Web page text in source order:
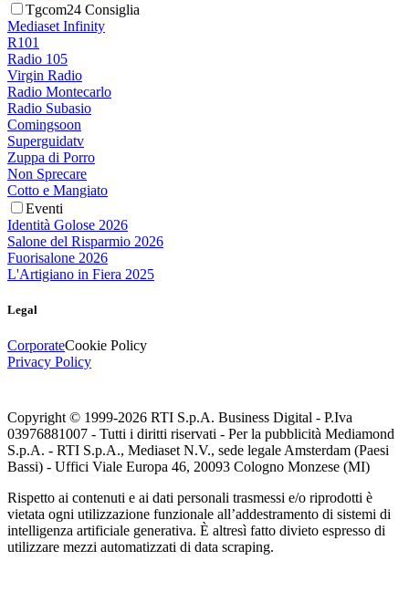
Tgcom24 Consiglia
Mediaset Infinity
R101
Radio 105
Virgin Radio
Radio Montecarlo
Radio Subasio
Comingsoon
Superguidatv
Zuppa di Porro
Non Sprecare
Cotto e Mangiato
Eventi
Identità Golose 2026
Salone del Risparmio 2026
Fuorisalone 2026
L'Artigiano in Fiera 2025
Legal
CorporateCookie Policy
Privacy Policy
Copyright © 1999-2026 RTI S.p.A. Business Digital - P.Iva
03976881007 - Tutti i diritti riservati - Per la pubblicità Mediamond
S.p.A. - RTI S.p.A., Mediaset N.V., sede legale Amsterdam (Paesi
Bassi) - Uffici Viale Europa 46, 20093 Cologno Monzese (MI)
Rispetto ai contenuti e ai dati personali trasmessi e/o riprodotti è
vietata ogni utilizzazione funzionale all’addestramento di sistemi di
intelligenza artificiale generativa. È altresì fatto divieto espresso di
utilizzare mezzi automatizzati di data scraping.